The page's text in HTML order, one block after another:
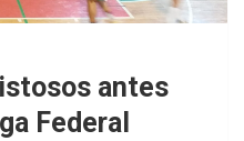
antes
Federal